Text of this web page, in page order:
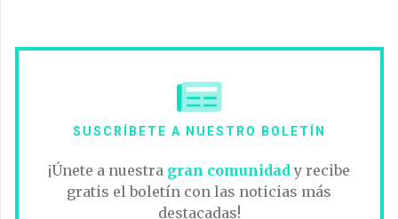
SUSCRÍBETE A NUESTRO BOLETÍN
¡Únete a nuestra gran comunidad y recibe
gratis el boletín con las noticias más
destacadas!